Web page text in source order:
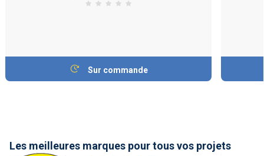
Sur commande
Les meilleures marques pour tous vos projets